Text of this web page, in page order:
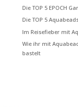
Die TOP 5 EPOCH
Die TOP 5
Im Reisefieber mit
Wie ihr mit
bastelt